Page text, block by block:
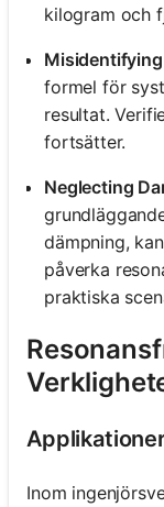
kilogram och
formel för
resultat.
fortsätter.
Neglecting
dämpning,
påverka
praktiska
Inom